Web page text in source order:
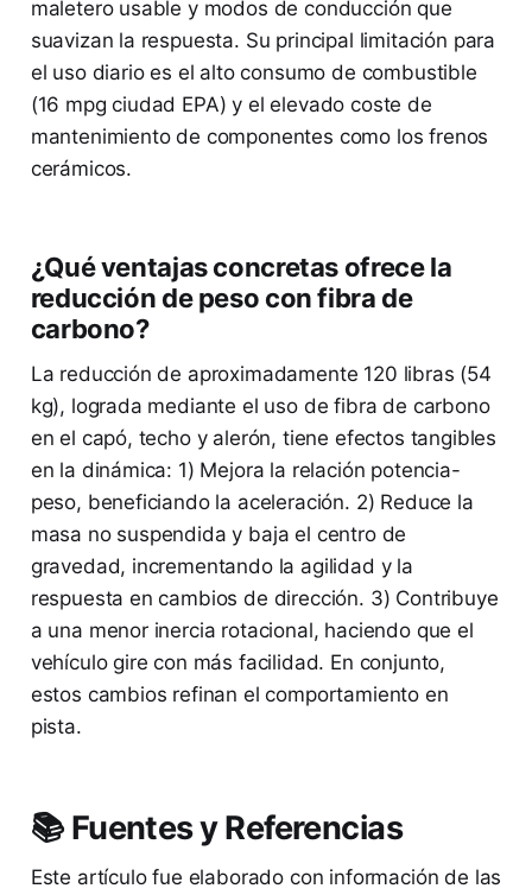
maletero usable y modos de conducción que
suavizan la respuesta. Su principal limitación para
el uso diario es el alto consumo de combustible
(16 mpg ciudad EPA) y el elevado coste de
mantenimiento de componentes como los frenos
cerámicos.
¿Qué ventajas concretas ofrece la
reducción de peso con fibra de
carbono?
La reducción de aproximadamente 120 libras (54
kg), lograda mediante el uso de fibra de carbono
en el capó, techo y alerón, tiene efectos tangibles
en la dinámica: 1) Mejora la relación potencia-
peso, beneficiando la aceleración. 2) Reduce la
masa no suspendida y baja el centro de
gravedad, incrementando la agilidad y la
respuesta en cambios de dirección. 3) Contribuye
a una menor inercia rotacional, haciendo que el
vehículo gire con más facilidad. En conjunto,
estos cambios refinan el comportamiento en
pista.
📚 Fuentes y Referencias
Este artículo fue elaborado con información de las